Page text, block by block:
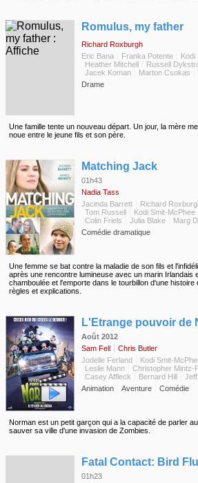
Romulus, my father
Richard Roxburgh
Eric Bana
Franka Potente
Kodi
Heather Mitchell
Russell
Jacek Koman
Marton Csokas
Drame
Une famille tente un nouveau départ. Un jour, la mère
noue entre le jeune fils et son père.
Matching Jack
01h43
Nadia Tass
Jacinda Barrett
Richard
Tom Russell
Kodi Smit-McPhee
Colin Friels
Julia Blake Marg
Comédie dramatique
Une femme se bat contre la maladie de son fils et
après une rencontre lumineuse avec un marin Irlandais
chamboulée et l'emporte dans le tourbillon d'une histoire
règles et explications.
L'Etrange pouvoir de
Août 2012
Sam Fell
Chris Butler
Jodelle Ferland
Kodi Smit-
Leslie Mann
Christopher Mintz-
Casey Affleck
Bernard Hill
Animation
Aventure Comédie
Norman est un petit garçon qui a la capacité de parler
sauver sa ville d'une invasion de Zombies.
Fatal Contact: Bird
01h23